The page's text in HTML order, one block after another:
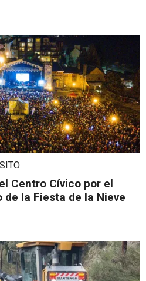
Centro Cívico por el
la Fiesta de la Nieve